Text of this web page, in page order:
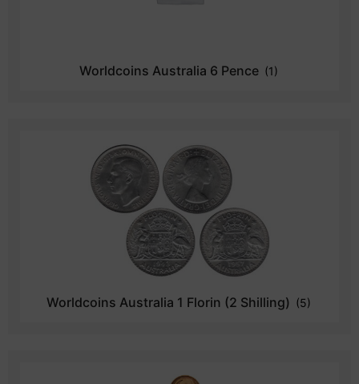
Worldcoins Australia 6 Pence (1)
Worldcoins Australia 1 Florin (2 Shilling) (5)